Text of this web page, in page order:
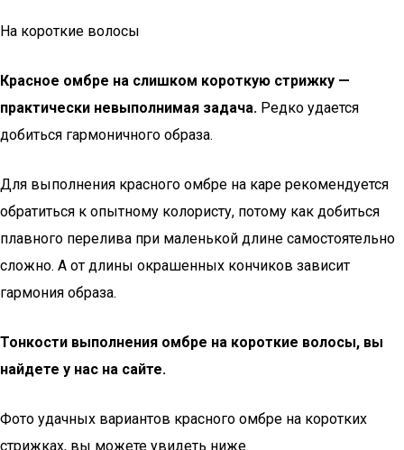
На короткие волосы
Красное омбре на слишком короткую стрижку —
практически невыполнимая задача. Редко удается
добиться гармоничного образа.
Для выполнения красного омбре на каре рекомендуется
обратиться к опытному колористу, потому как добиться
плавного перелива при маленькой длине самостоятельно
сложно. А от длины окрашенных кончиков зависит
гармония образа.
Тонкости выполнения омбре на короткие волосы, вы
найдете у нас на сайте.
Фото удачных вариантов красного омбре на коротких
стрижках, вы можете увидеть ниже.